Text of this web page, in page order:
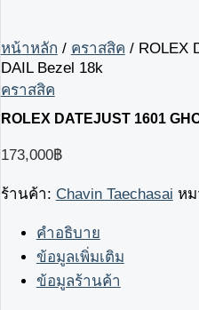
หน้าหลัก / คราสสิค / ROLEX
DAIL Bezel 18k
คราสสิค
ROLEX DATEJUST 1601
173,000฿
ร้านค้า: Chavin Taechasai ห
คำอธิบาย
ข้อมูลเพิ่มเติม
ข้อมูลร้านค้า